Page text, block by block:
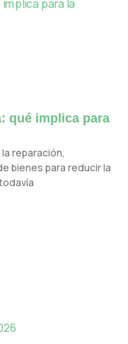
qué implica para
reparación,
bienes para reducir la